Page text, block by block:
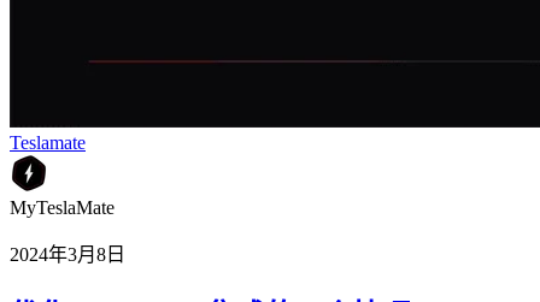
Teslamate
MyTeslaMate
2024年3月8日